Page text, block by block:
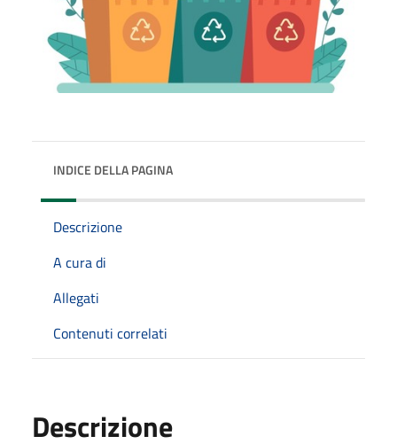
INDICE DELLA PAGINA
Descrizione
A cura di
Allegati
Contenuti correlati
Descrizione